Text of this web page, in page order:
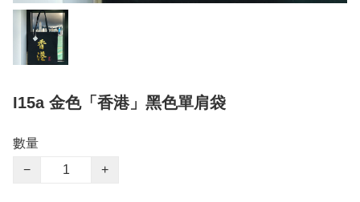
I15a 金色「香港」黑色單肩袋
數量
−
+